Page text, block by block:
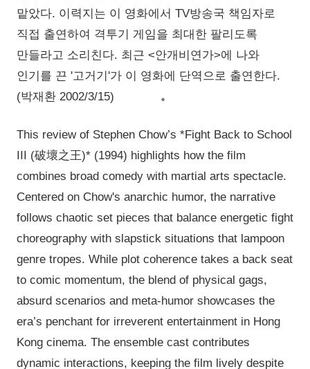
맡았다. 이력지는 이 영화에서 TV방송국 책임자로
직접 출연하여 격투기 게임을 최대한 팔리도록
만들라고 소리친다. 최근 <안개비연가>에 나와
인기를 끈 '고거기'가 이 영화에 단역으로 출연한다.
(박재환 2002/3/15)
This review of Stephen Chow’s *Fight Back to School
III (破壞之王)* (1994) highlights how the film
combines broad comedy with martial arts spectacle.
Centered on Chow's anarchic humor, the narrative
follows chaotic set pieces that balance energetic fight
choreography with slapstick situations that lampoon
genre tropes. While plot coherence takes a back seat
to comic momentum, the blend of physical gags,
absurd scenarios and meta-humor showcases the
era’s penchant for irreverent entertainment in Hong
Kong cinema. The ensemble cast contributes
dynamic interactions, keeping the film lively despite